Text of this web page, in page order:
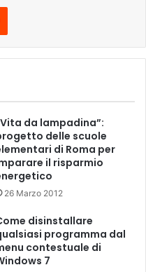
Reddit
da lampadina”:
delle scuole
di Roma per
il risparmio
26 Marzo 2012
disinstallare
programma dal
contestuale di
7